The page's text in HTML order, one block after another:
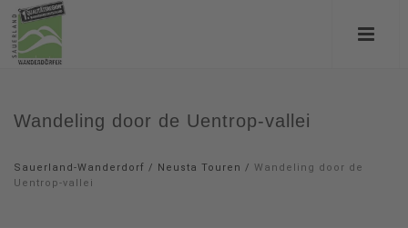
Wandeling door de Uentrop-vallei
Sauerland-Wanderdorf / Neusta Touren / Wandeling door de
Uentrop-vallei